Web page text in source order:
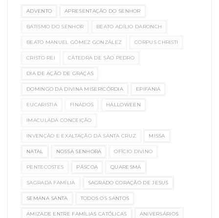
ADVENTO APRESENTAÇÃO DO SENHOR
BATISMO DO SENHOR BEATO ADÍLIO DARONCH
BEATO MANUEL GÓMEZ GONZÁLEZ CORPUS CHRISTI
CRISTO REI CÁTEDRA DE SÃO PEDRO
DIA DE AÇÃO DE GRAÇAS
DOMINGO DA DIVINA MISERICÓRDIA EPIFANIA
EUCARISTIA FINADOS HALLOWEEN
IMACULADA CONCEIÇÃO
INVENÇÃO E EXALTAÇÃO DA SANTA CRUZ MISSA
NATAL NOSSA SENHORA OFÍCIO DIVINO
PENTECOSTES PÁSCOA QUARESMA
SAGRADA FAMÍLIA SAGRADO CORAÇÃO DE JESUS
SEMANA SANTA TODOS OS SANTOS
AMIZADE ENTRE FAMÍLIAS CATÓLICAS ANIVERSÁRIOS